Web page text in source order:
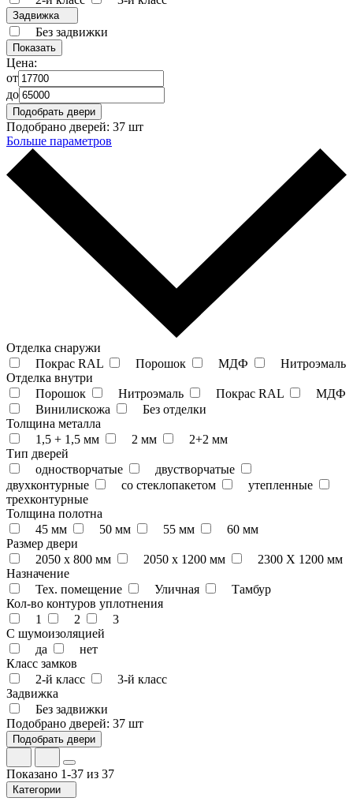
Задвижка
Без задвижки
Цена:
от
до
Подобрано дверей: 37 шт
Больше параметров
Отделка снаружи
Покрас RAL
Порошок МДФ
Нитроэмаль
Отделка внутри
Порошок
Нитроэмаль Покрас RAL
МДФ
Винилискожа
Без отделки
Толщина металла
1,5 + 1,5 мм
2 мм
2+2 мм
Тип дверей
одностворчатые
двустворчатые
двухконтурные
со стеклопакетом
утепленные
трехконтурные
Толщина полотна
45 мм
50 мм 55 мм
60 мм
Размер двери
2050 x 800 мм
2050 x 1200 мм
2300 Х 1200 мм
Назначение
Тех. помещение
Уличная
Тамбур
Кол-во контуров уплотнения
1
2
3
С шумоизоляцией
да
нет
Класс замков
2-й класс
3-й класс
Задвижка
Без задвижки
Подобрано дверей: 37 шт
Показано 1-37 из 37
Категории